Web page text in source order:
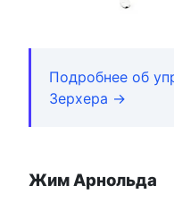
Подробнее об
Зерхера →
Жим Арнольда